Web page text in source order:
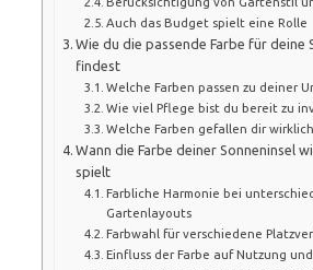
Auch das Budget spielt eine Rolle
Wie du die passende Farbe für deine
findest
Welche Farben passen zu deiner
Wie viel Pflege bist du bereit zu
Welche Farben gefallen dir
Wann die Farbe deiner Sonneninsel
spielt
Farbliche Harmonie bei
Gartenlayouts
Farbwahl für verschiedene
Einfluss der Farbe auf Nutzung